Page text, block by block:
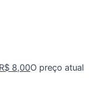
R$ 8,00O preço atual